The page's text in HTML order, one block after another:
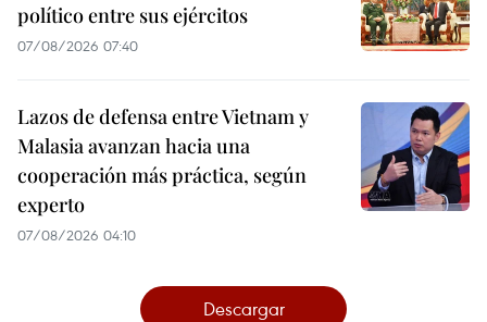
político entre sus ejércitos
07/08/2026 07:40
Lazos de defensa entre Vietnam y
Malasia avanzan hacia una
cooperación más práctica, según
experto
07/08/2026 04:10
Descargar